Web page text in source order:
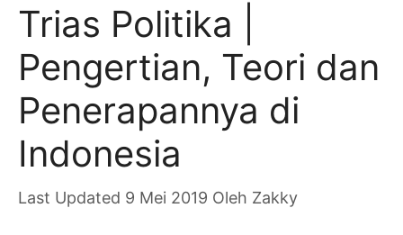
Trias Politika |
Pengertian, Teori dan
Penerapannya di
Indonesia
9 Mei 2019 Oleh Zakky